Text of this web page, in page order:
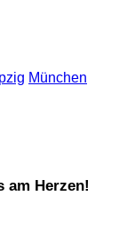
München
am Herzen!